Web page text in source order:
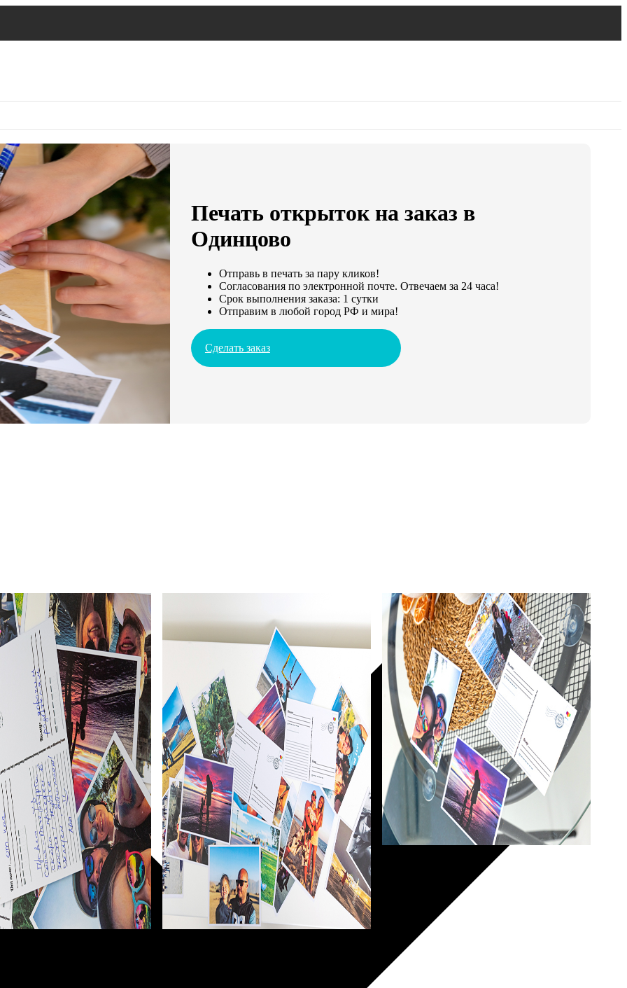
Печать открыток на заказ в
Одинцово
Отправь в печать за пару кликов!
Согласования по электронной почте. Отвечаем за 24 часа!
Срок выполнения заказа: 1 сутки
Отправим в любой город РФ и мира!
Сделать заказ